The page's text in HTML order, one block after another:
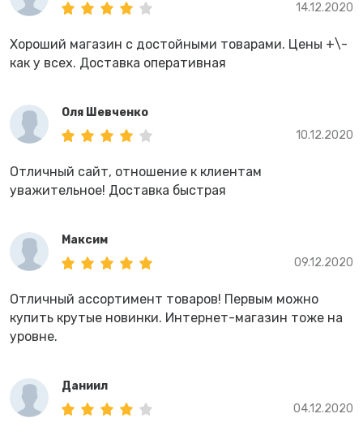
14.12.2020
Хороший магазин с достойными товарами. Цены +\-
как у всех. Доставка оперативная
Оля Шевченко
10.12.2020
Отличный сайт, отношение к клиентам
уважительное! Доставка быстрая
Максим
09.12.2020
Отличный ассортимент товаров! Первым можно
купить крутые новинки. Интернет-магазин тоже на
уровне.
Даниил
04.12.2020